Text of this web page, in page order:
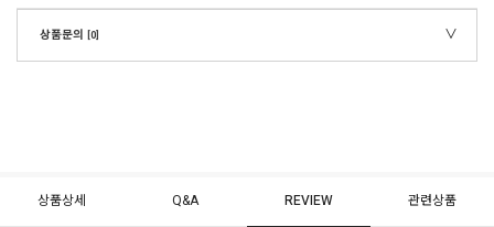
상품문의 [0]
상품상세 Q&A REVIEW 관련상품